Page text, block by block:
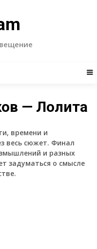
— Лолита
времени и
весь сюжет. Финал
и разных
задуматься о смысле